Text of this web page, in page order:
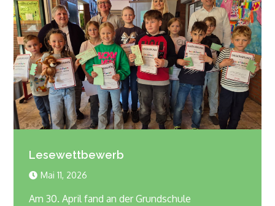
Lesewettbewerb
Mai 11, 2026
Am 30. April fand an der Grundschule